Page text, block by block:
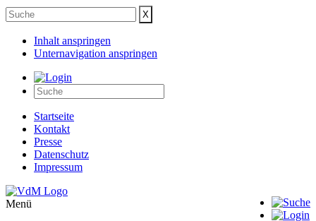
Inhalt anspringen
Unternavigation anspringen
Startseite
Kontakt
Presse
Datenschutz
Impressum
Menü